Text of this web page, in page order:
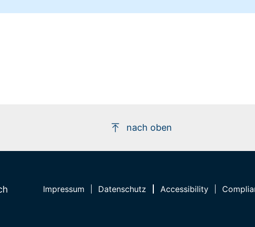
nach oben
Impressum Datenschutz Accessibility